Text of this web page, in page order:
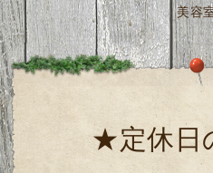
美容
★定休日